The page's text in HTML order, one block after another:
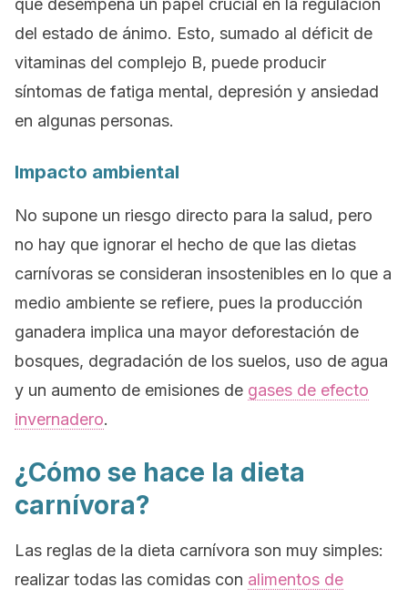
que desempeña un papel crucial en la regulación
del estado de ánimo. Esto, sumado al déficit de
vitaminas del complejo B, puede producir
síntomas de fatiga mental, depresión y ansiedad
en algunas personas.
Impacto ambiental
No supone un riesgo directo para la salud, pero
no hay que ignorar el hecho de que las dietas
carnívoras se consideran insostenibles en lo que a
medio ambiente se refiere, pues la producción
ganadera implica una mayor deforestación de
bosques, degradación de los suelos, uso de agua
y un aumento de emisiones de gases de efecto
invernadero.
¿Cómo se hace la dieta
carnívora?
Las reglas de la dieta carnívora son muy simples:
realizar todas las comidas con alimentos de